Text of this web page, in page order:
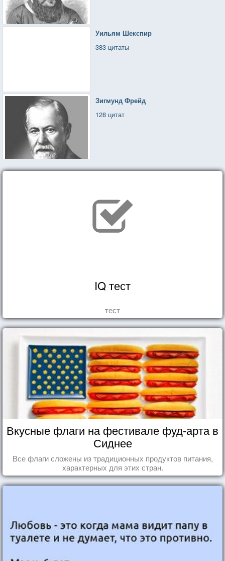
Уильям Шекспир
383 цитаты
Зигмунд Фрейд
128 цитат
IQ тест
тест
Вкусные флаги на фестивале фуд-арта в
Сиднее
Все флаги сложены из традиционных продуктов питания,
характерных для этих стран.